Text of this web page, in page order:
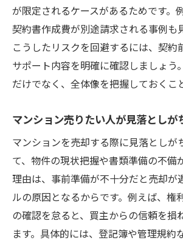
が限定されるケースがあるためです。
契約書作成費が別途請求される事例も
こうしたリスクを回避するには、契約
サポート内容を明確に確認しましょう
だけでなく、全体像を把握しておくこ
マンション売りたい人が見落としが
マンションを売却する際に見落としが
て、物件の現状把握や書類準備の不備
理由は、事前準備が不十分だと売却が
ルの原因となるからです。例えば、権
の確認を怠ると、買主からの信頼を損
ます。具体的には、登記簿や管理規約